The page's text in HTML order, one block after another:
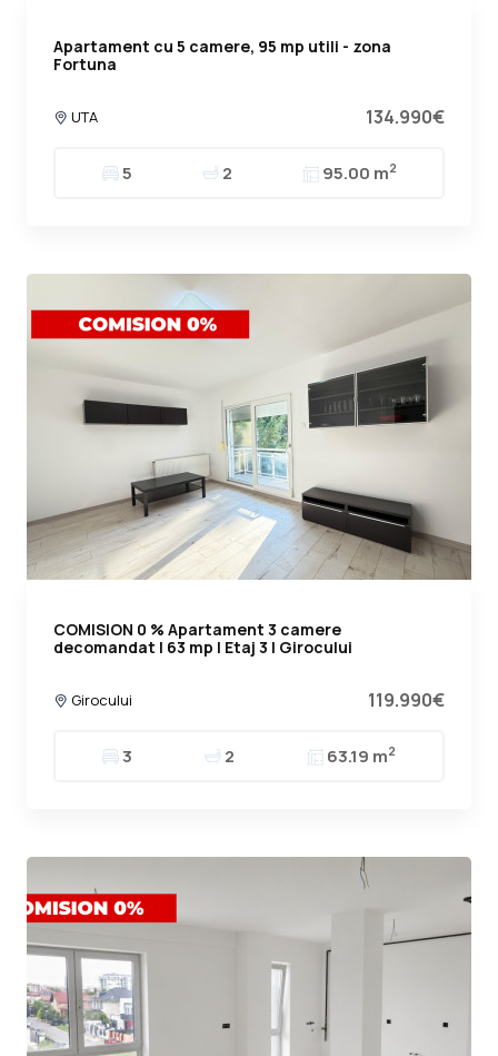
Apartament cu 5 camere, 95 mp utili - zona
Fortuna
UTA 134.990€
5 2 95.00 m2
COMISION 0 % Apartament 3 camere
decomandat | 63 mp | Etaj 3 | Girocului
Girocului 119.990€
3 2 63.19 m2